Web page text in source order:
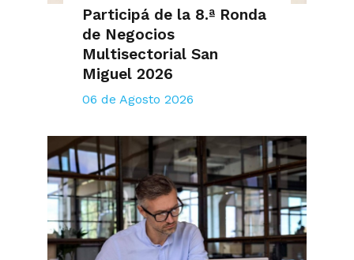
Participá de la 8.ª Ronda
de Negocios
Multisectorial San
Miguel 2026
06 de Agosto 2026